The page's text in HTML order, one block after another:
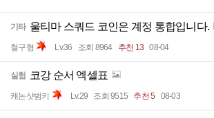
기타 울티마 스쿼드 코인은 계정 통합입니다.
철구형 Lv.36 조회 8964 추천 13 08-04
실험 코강 순서 엑셀표
캐논샷범키 Lv.29 조회 9515 추천 5 08-03